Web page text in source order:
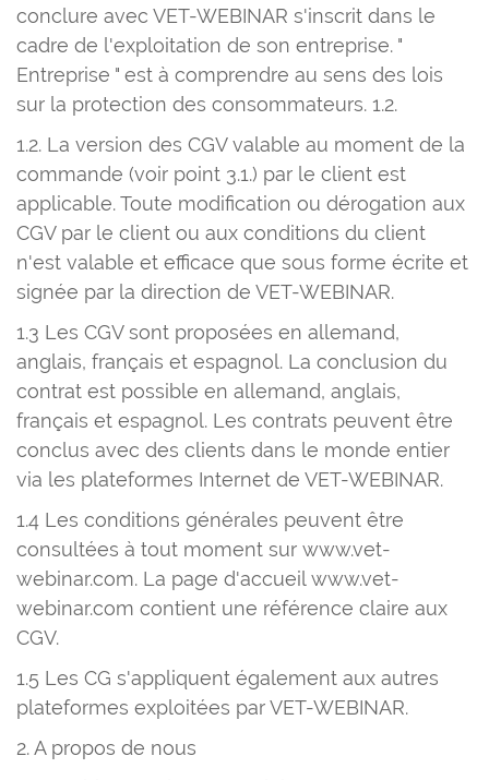
conclure avec VET-WEBINAR s'inscrit dans le
cadre de l'exploitation de son entreprise. "
Entreprise " est à comprendre au sens des lois
sur la protection des consommateurs. 1.2.
1.2. La version des CGV valable au moment de la
commande (voir point 3.1.) par le client est
applicable. Toute modification ou dérogation aux
CGV par le client ou aux conditions du client
n'est valable et efficace que sous forme écrite et
signée par la direction de VET-WEBINAR.
1.3 Les CGV sont proposées en allemand,
anglais, français et espagnol. La conclusion du
contrat est possible en allemand, anglais,
français et espagnol. Les contrats peuvent être
conclus avec des clients dans le monde entier
via les plateformes Internet de VET-WEBINAR.
1.4 Les conditions générales peuvent être
consultées à tout moment sur www.vet-
webinar.com. La page d'accueil www.vet-
webinar.com contient une référence claire aux
CGV.
1.5 Les CG s'appliquent également aux autres
plateformes exploitées par VET-WEBINAR.
2. A propos de nous